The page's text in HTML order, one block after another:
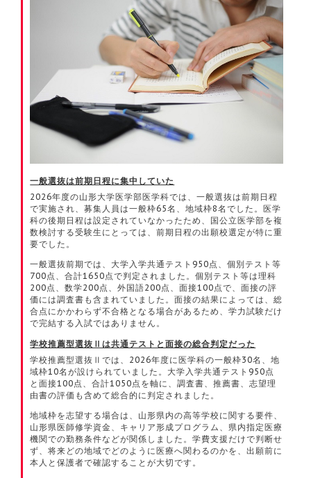
一般選抜は前期日程に集中していた
2026年度の山形大学医学部医学科では、一般選抜は前期日程
で実施され、募集人員は一般枠65名、地域枠8名でした。医学
科の後期日程は設定されていなかったため、国公立医学部を複
数検討する受験生にとっては、前期日程の出願校選定が特に重
要でした。
一般選抜前期では、大学入学共通テスト950点、個別テスト等
700点、合計1650点で判定されました。個別テスト等は理科
200点、数学200点、外国語200点、面接100点で、面接の評
価には調査書も含まれていました。面接の結果によっては、総
合点にかかわらず不合格となる場合があるため、学力試験だけ
で完結する入試ではありません。
学校推薦型選抜Ⅱは共通テストと面接の総合判定だった
学校推薦型選抜Ⅱでは、2026年度に医学科の一般枠30名、地
域枠10名が設けられていました。大学入学共通テスト950点
と面接100点、合計1050点を軸に、調査書、推薦書、志望理
由書の評価も含めて総合的に判定されました。
地域枠を志望する場合は、山形県内の高等学校に関する要件、
山形県医師修学資金、キャリア形成プログラム、県内指定医療
機関での勤務条件などが関係しました。学費支援だけで判断せ
ず、将来どの地域でどのように医療へ関わるのかを、出願前に
本人と保護者で確認することが大切です。